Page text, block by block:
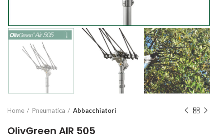
Home Pneumatica Abbacchiatori
OlivGreen AIR 505